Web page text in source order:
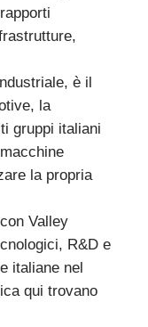
è il
la
gruppi italiani
la propria
Valley
R&D e
italiane nel
qui trovano